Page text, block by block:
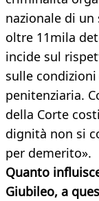
nazionale di
oltre 11mila
incide sul
sulle
penitenziaria.
della Corte
dignità non si
per demerito».
Quanto
Giubileo, a